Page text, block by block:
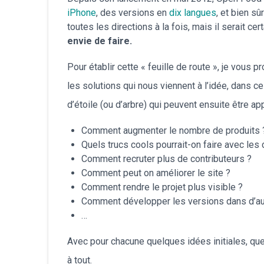
iPhone, des versions endix langues, et bien
toutes les directions à la fois, mais il serait
envie de faire.
Pour établir cette « feuille de route », je vous
les solutions qui nous viennent à l’idée, dans
d’étoile (ou d’arbre) qui peuvent ensuite être
Comment augmenter le nombre de produits
Quels trucs cools pourrait-on faire avec les
Comment recruter plus de contributeurs ?
Comment peut on améliorer le site ?
Comment rendre le projet plus visible ?
Comment développer les versions dans
…
Avec pour chacune quelques idées initiales,
à tout.